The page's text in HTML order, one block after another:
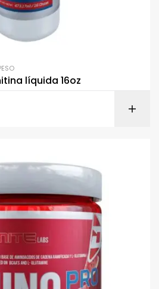
líquida 16oz